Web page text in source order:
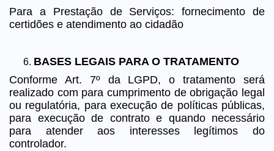
Para a Prestação de Serviços: fornecimento de
certidões e atendimento ao cidadão
BASES LEGAIS PARA O TRATAMENTO
Conforme Art. 7º da LGPD, o tratamento será
realizado com para cumprimento de obrigação legal
ou regulatória, para execução de políticas públicas,
para execução de contrato e quando necessário
para atender aos interesses legítimos do
controlador.